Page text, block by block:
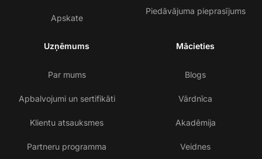
Apskate
Piedāvājuma pieprasījums
Uzņēmums
Par mums
Apbalvojumi un sertifikāti
Klientu atsauksmes
Partneru programma
Mācieties
Blogs
Vārdnīca
Akadēmija
Veidnes